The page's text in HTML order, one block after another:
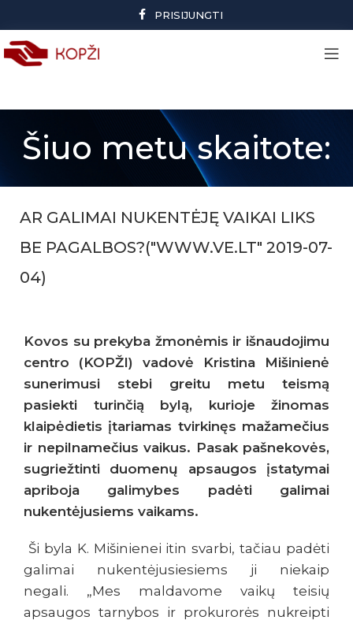
PRISIJUNGTI
Šiuo metu skaitote:
AR GALIMAI NUKENTĖJĘ VAIKAI LIKS
BE PAGALBOS?("WWW.VE.LT" 2019-07-
04)
Kovos su prekyba žmonėmis ir išnaudojimu
centro (KOPŽI) vadovė Kristina Mišinienė
sunerimusi stebi greitu metu teismą
pasiekti turinčią bylą, kurioje žinomas
klaipėdietis įtariamas tvirkinęs mažamečius
ir nepilnamečius vaikus. Pasak pašnekovės,
sugriežtinti duomenų apsaugos įstatymai
apriboja galimybes padėti galimai
nukentėjusiems vaikams.
Ši byla K. Mišinienei itin svarbi, tačiau padėti
galimai nukentėjusiesiems ji niekaip
negali. „Mes maldavome vaikų teisių
apsaugos tarnybos ir prokurorės nukreipti